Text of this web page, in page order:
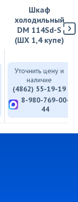
Шкаф
холодильный
DМ 114Sd-S
(ШХ 1,4 купе)
Уточнить цену и
наличие
(4862) 55-19-19
8-980-769-00-
44